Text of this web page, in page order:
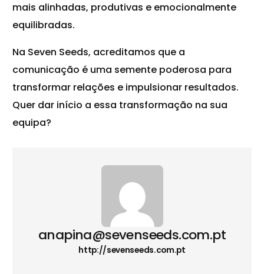
mais alinhadas, produtivas e emocionalmente
equilibradas.
Na Seven Seeds, acreditamos que a
comunicação é uma semente poderosa para
transformar relações e impulsionar resultados.
Quer dar início a essa transformação na sua
equipa?
anapina@sevenseeds.com.pt
http://sevenseeds.com.pt